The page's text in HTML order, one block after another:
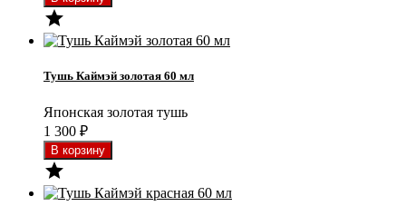

Тушь Каймэй золотая 60 мл
Японская золотая тушь
1 300 ₽
